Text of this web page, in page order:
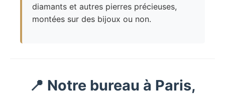
diamants et autres pierres précieuses,
montées sur des bijoux ou non.
📍 Notre bureau à Paris,